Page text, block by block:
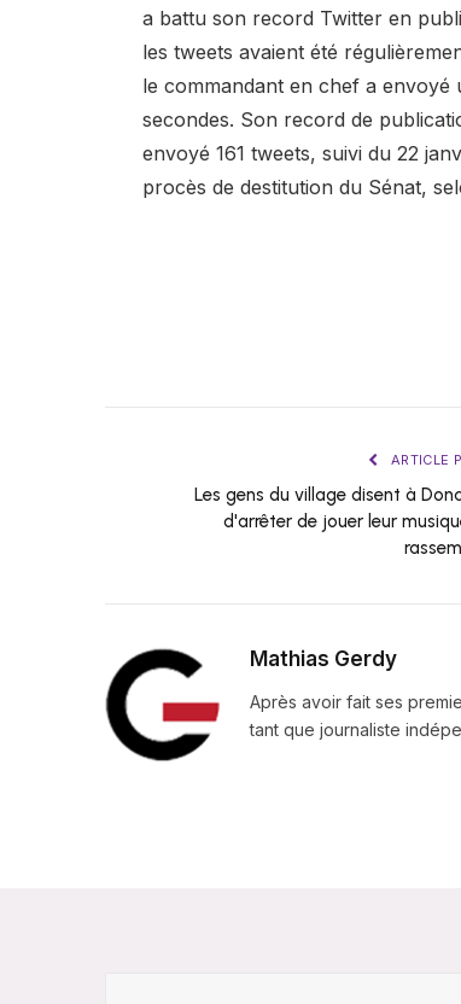
a battu son record Twitter en
les tweets avaient été
le commandant en chef a envoyé
secondes. Son record de
envoyé 161 tweets, suivi du 22
procès de destitution du Sénat,
ARTICLE
Les gens du village disent à
d'arrêter de jouer leur
Mathias Gerdy
Après avoir fait ses
tant que journaliste